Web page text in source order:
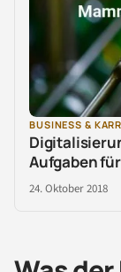
BUSINESS &
Aufgaben
24. Oktober 2018